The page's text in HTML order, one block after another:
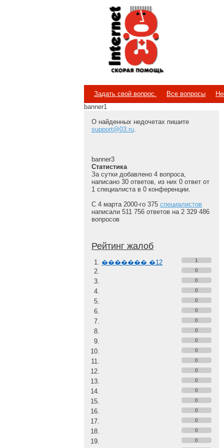
Internet
Скорая помощь
Задать свой вопрос. Все вопросы
banner1
О найденных недочетах пишите
support@03.ru.
banner3
Статистика
За сутки добавлено 4 вопроса,
написано 30 ответов, из них 0 ответ от
1 специалиста в 0 конференции.
С 4 марта 2000-го 375 специалистов
написали 511 756 ответов на 2 329 486
вопросов
Рейтинг жалоб
������� �12
1
0
0
0
0
0
0
0
0
0
0
0
0
0
0
0
0
0
0